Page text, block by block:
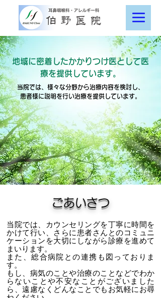
地域に密着したかかりつけ医として医
療を提供しています。
当院では、様々な分野から治療内容を検討し、
患者様に説明を行い治療を提供しています。
ごあいさつ
当院では、カウンセリングを丁寧に時間を
かけて行い、さらに患者さんとのコミュニ
ケーションを大切にしながら診療を進めて
まいります。
また、総合病院との連携も図っておりま
す。
もし、病気のことや治療のことなどでわか
らないことや不安なことがございました
ら、遠慮なくどんなことでもお気軽にお尋